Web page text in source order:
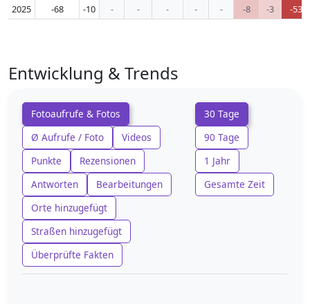
2025 -68 -10 - - - - - -8 -3 -53
Entwicklung & Trends
Fotoaufrufe & Fotos
Ø Aufrufe / Foto
Videos
Punkte
Rezensionen
Antworten
Bearbeitungen
Orte hinzugefügt
Straßen hinzugefügt
Überprüfte Fakten
30 Tage
90 Tage
1 Jahr
Gesamte Zeit